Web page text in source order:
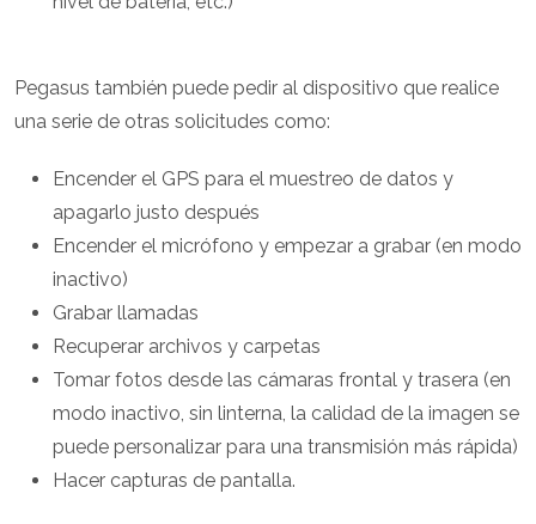
Pegasus también puede pedir al dispositivo que realice
una serie de otras solicitudes como:
Encender el GPS para el muestreo de datos y
apagarlo justo después
Encender el micrófono y empezar a grabar (en modo
inactivo)
Grabar llamadas
Recuperar archivos y carpetas
Tomar fotos desde las cámaras frontal y trasera (en
modo inactivo, sin linterna, la calidad de la imagen se
puede personalizar para una transmisión más rápida)
Hacer capturas de pantalla.